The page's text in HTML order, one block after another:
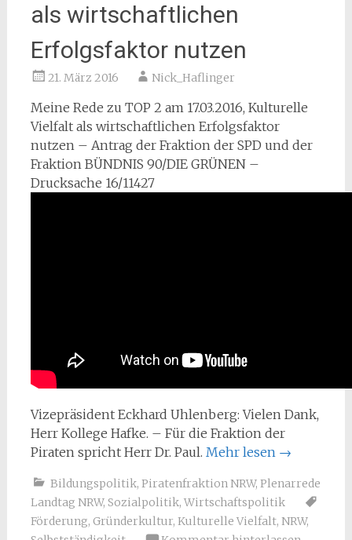
als wirtschaftlichen
Erfolgsfaktor nutzen
21. März 2016 Nick_Haflinger
Meine Rede zu TOP 2 am 17.03.2016, Kulturelle
Vielfalt als wirtschaftlichen Erfolgsfaktor
nutzen – Antrag der Fraktion der SPD und der
Fraktion BÜNDNIS 90/DIE GRÜNEN –
Drucksache 16/11427
Vizepräsident Eckhard Uhlenberg: Vielen Dank,
Herr Kollege Hafke. – Für die Fraktion der
Piraten spricht Herr Dr. Paul. Mehr lesen →
Bildungspolitik, Piratenfraktion NRW, Plenarrede
Landtag NRW, Sozialpolitik, Wirtschaftspolitik
Förderung, Gründerkultur, Kulturelle Vielfalt, NRW,